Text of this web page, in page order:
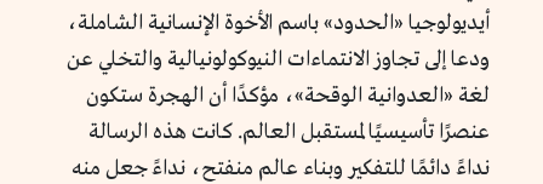
أيديولوجيا «الحدود» باسم الأخوة الإنسانية الشاملة،
ودعا إلى تجاوز الانتماءات النيوكولونيالية والتخلي عن
لغة «العدوانية الوقحة»، مؤكدًا أن الهجرة ستكون
عنصرًا تأسيسيًا لمستقبل العالم. كانت هذه الرسالة
نداءً دائمًا للتفكير وبناء عالم منفتح، نداءً جعل منه